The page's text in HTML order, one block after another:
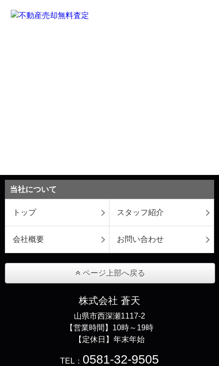
当社について
トップ スタッフ紹介
会社概要 お問い合わせ
ページ上部へ戻る
株式会社 蒼天
山県市西深瀬1117-2
【営業時間】10時～19時
【定休日】年末年始
TEL： 0581-32-9505